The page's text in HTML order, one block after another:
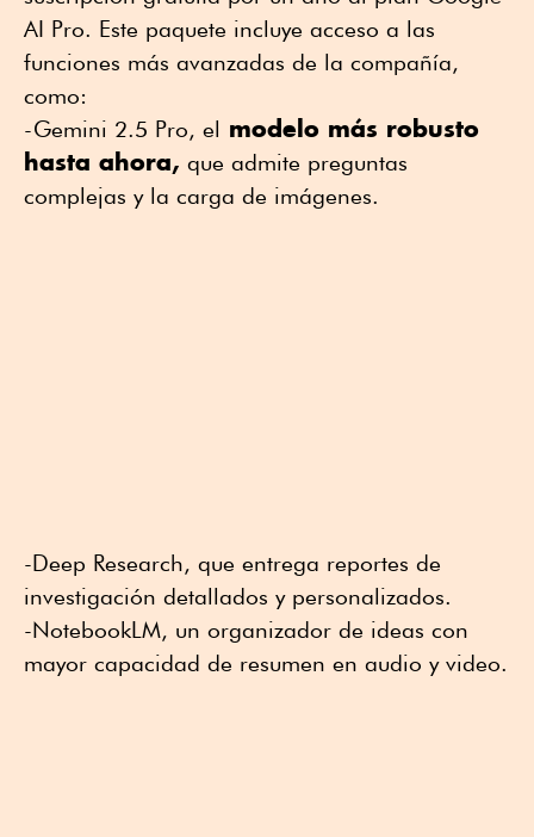
AI Pro. Este paquete incluye acceso a las
funciones más avanzadas de la compañía,
como:
-Gemini 2.5 Pro, el modelo más robusto
hasta ahora, que admite preguntas
complejas y la carga de imágenes.
-Deep Research, que entrega reportes de
investigación detallados y personalizados.
-NotebookLM, un organizador de ideas con
mayor capacidad de resumen en audio y video.